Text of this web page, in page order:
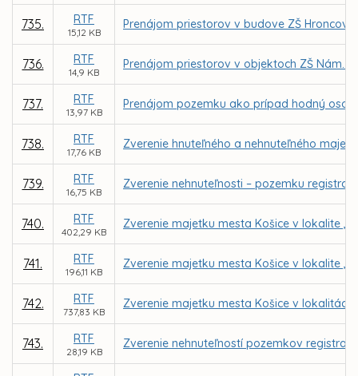
735. RTF
15,12 KB
Prenájom priestorov v budove ZŠ
736. RTF
14,9 KB
Prenájom priestorov v objektoch ZŠ Nám.
737. RTF
13,97 KB
Prenájom pozemku ako prípad hodný
738. RTF
17,76 KB
Zverenie hnuteľného a nehnuteľného
739. RTF
16,75 KB
Zverenie nehnuteľnosti – pozemku registra
740. RTF
402,29 KB
Zverenie majetku mesta Košice v lokalite
741. RTF
196,11 KB
Zverenie majetku mesta Košice v lokalite
742. RTF
737,83 KB
Zverenie majetku mesta Košice v lokalitách
743. RTF
28,19 KB
Zverenie nehnuteľností pozemkov registra